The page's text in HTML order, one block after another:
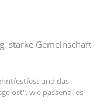
starke Gemeinschaft
und das
wie passend. es